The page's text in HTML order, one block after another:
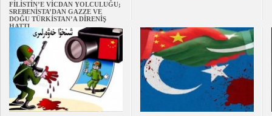
FİLİSTİN’E VİCDAN YOLCULUĞU;
SREBENİSTA’DAN GAZZE VE
DOĞU TÜRKİSTAN’A DİRENİŞ
HATTI